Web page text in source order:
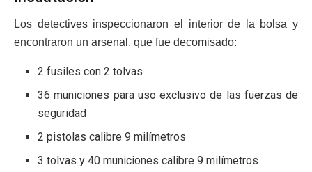
Los detectives inspeccionaron el interior de la bolsa y
encontraron un arsenal, que fue decomisado:
2 fusiles con 2 tolvas
36 municiones para uso exclusivo de las fuerzas de
seguridad
2 pistolas calibre 9 milímetros
3 tolvas y 40 municiones calibre 9 milímetros